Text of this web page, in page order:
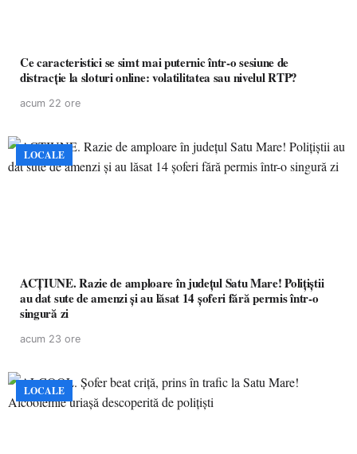
Ce caracteristici se simt mai puternic într-o sesiune de
distracție la sloturi online: volatilitatea sau nivelul RTP?
acum 22 ore
LOCALE
ACȚIUNE. Razie de amploare în județul Satu Mare! Polițiștii
au dat sute de amenzi și au lăsat 14 șoferi fără permis într-o
singură zi
acum 23 ore
LOCALE